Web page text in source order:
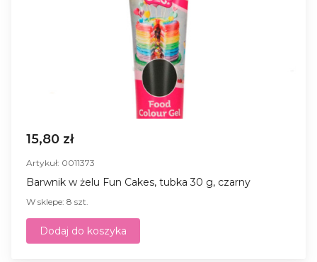
15,80 zł
Artykuł: 0011373
Barwnik w żelu Fun Cakes, tubka 30 g, czarny
W sklepe: 8 szt.
Dodaj do koszyka